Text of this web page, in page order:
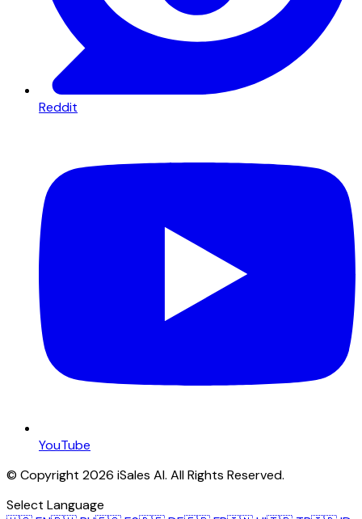
Reddit
YouTube
© Copyright 2026 iSales AI. All Rights Reserved.
Select Language